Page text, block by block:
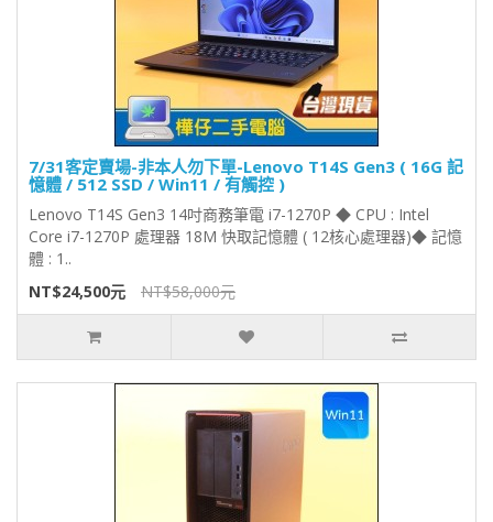
7/31客定賣場-非本人勿下單-Lenovo T14S Gen3 ( 16G 記
憶體 / 512 SSD / Win11 / 有觸控 )
Lenovo T14S Gen3 14吋商務筆電 i7-1270P ◆ CPU : Intel
Core i7-1270P 處理器 18M 快取記憶體 ( 12核心處理器)◆ 記憶
體 : 1..
NT$24,500元
NT$58,000元